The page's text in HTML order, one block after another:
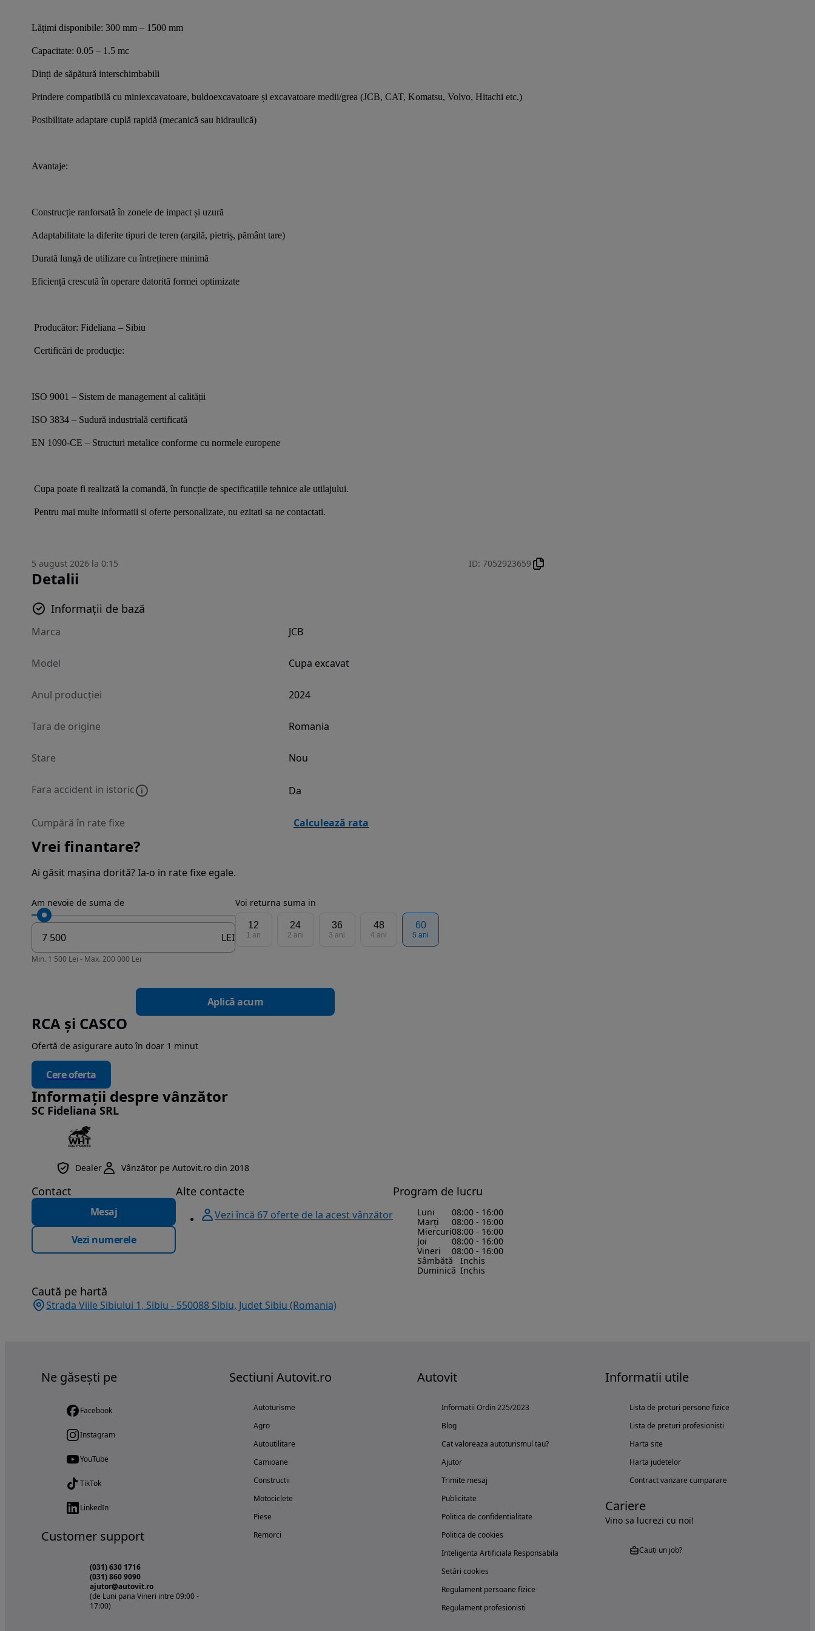
Lățimi disponibile: 300 mm – 1500 mm
Capacitate: 0.05 – 1.5 mc
Dinți de săpătură interschimbabili
Prindere compatibilă cu miniexcavatoare, buldoexcavatoare și excavatoare medii/grea (JCB, CAT, Komatsu, Volvo, Hitachi etc.)
Posibilitate adaptare cuplă rapidă (mecanică sau hidraulică)
Avantaje:
Construcție ranforsată în zonele de impact și uzură
Adaptabilitate la diferite tipuri de teren (argilă, pietriș, pământ tare)
Durată lungă de utilizare cu întreținere minimă
Eficiență crescută în operare datorită formei optimizate
Producător: Fideliana – Sibiu
Certificări de producție:
ISO 9001 – Sistem de management al calității
ISO 3834 – Sudură industrială certificată
EN 1090-CE – Structuri metalice conforme cu normele europene
Cupa poate fi realizată la comandă, în funcție de specificațiile tehnice ale utilajului.
Pentru mai multe informatii si oferte personalizate, nu ezitati sa ne contactati.
5 august 2026 la 0:15 ID: 7052923659
Detalii
Informații de bază
Marca JCB
Model Cupa excavat
Anul producției 2024
Tara de origine Romania
Stare Nou
Fara accident in istoric Da
Cumpără în rate fixe Calculează rata
Vrei finantare?
Ai găsit mașina dorită? Ia-o in rate fixe egale.
Am nevoie de suma de
LEI
Min. 1 500 Lei - Max. 200 000 Lei
Voi returna suma in
12
1 an
24
2 ani
36
3 ani
48
4 ani
60
5 ani
Aplică acum
RCA și CASCO
Ofertă de asigurare auto în doar 1 minut
Cere oferta
Informații despre vânzător
SC Fideliana SRL
Dealer Vânzător pe Autovit.ro din 2018
Contact
Mesaj
Vezi numerele
Alte contacte
Vezi încă 67 oferte de la acest vânzător
Program de lucru
Luni
08:00 - 16:00
Marți
08:00 - 16:00
Miercuri08:00 - 16:00
Joi
08:00 - 16:00
Vineri
08:00 - 16:00
Sâmbătă
Inchis
Duminică Inchis
Caută pe hartă
Strada Viile Sibiului 1, Sibiu - 550088 Sibiu, Judet Sibiu (Romania)
Ne găsești pe
Facebook
Instagram
YouTube
TikTok
LinkedIn
Customer support
(031) 630 1716
(031) 860 9090
ajutor@autovit.ro
(de Luni pana Vineri intre 09:00 -
17:00)
Sectiuni Autovit.ro
Autoturisme
Agro
Autoutilitare
Camioane
Constructii
Motociclete
Piese
Remorci
Autovit
Informatii Ordin 225/2023
Blog
Cat valoreaza autoturismul tau?
Ajutor
Trimite mesaj
Publicitate
Politica de confidentialitate
Politica de cookies
Inteligenta Artificiala Responsabila
Setări cookies
Regulament persoane fizice
Regulament profesionisti
Informatii utile
Lista de preturi persone fizice
Lista de preturi profesionisti
Harta site
Harta judetelor
Contract vanzare cumparare
Cariere
Vino sa lucrezi cu noi!
Cauți un job?